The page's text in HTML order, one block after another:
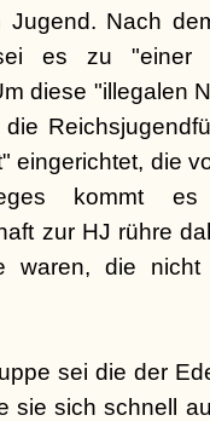
Nach
es zu "einer
diese "illegalen
eingerichtet, die
kommt
zur HJ rühre
waren, die
sei die der
sie sich schnell